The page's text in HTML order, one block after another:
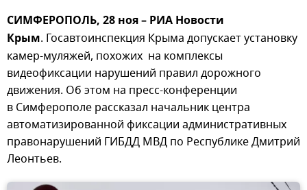
СИМФЕРОПОЛЬ, 28 ноя – РИА Новости
Крым. Госавтоинспекция Крыма допускает установку
камер-муляжей, похожих на комплексы
видеофиксации нарушений правил дорожного
движения. Об этом на пресс-конференции
в Симферополе рассказал начальник центра
автоматизированной фиксации административных
правонарушений ГИБДД МВД по Республике Дмитрий
Леонтьев.